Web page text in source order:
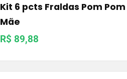
Kit 6 pcts Fraldas Pom
Mãe
R$ 89,88